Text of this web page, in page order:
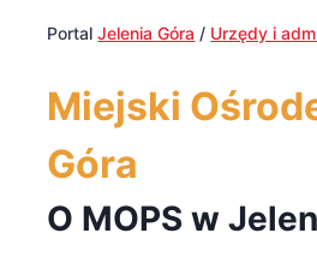
PortalJelenia Góra / Urzędy i
Miejski
Góra
O MOPS w